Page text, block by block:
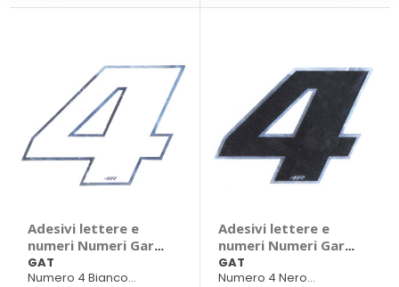
Adesivi lettere e
numeri Numeri Gara
- GAT
GAT
Numero 4 Bianco
Adesivi lettere e
numeri Numeri Gara
- GAT
GAT
Numero 4 Nero